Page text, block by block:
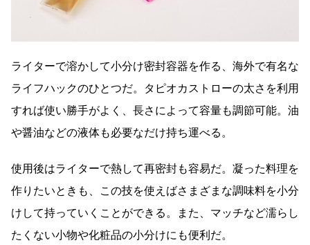
ライターで溶かして小分け密封容器を作る、海外で有名な
ライフハックのひとつだ。タピオカストローの太さを利用
すれば使い勝手がよく、長さによって容量も調節可能。油
や醤油などの液体も必要なだけ持ち運べる。
使用後はライターで熱して再密封も容易だ。凝った料理を
作りたいときも、この技を使えばさまざまな調味料を小分
けして持っていくことができる。また、マッチなど濡らし
たくない小物や化粧品の小分けにも便利だ。